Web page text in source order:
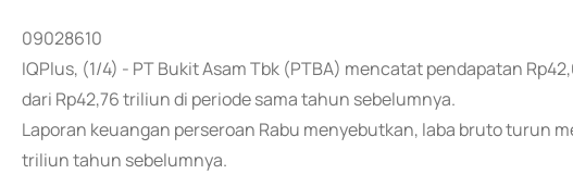
09028610
IQPlus, (1/4) - PT Bukit Asam Tbk (PTBA) mencatat pendapatan
dari Rp42,76 triliun di periode sama tahun sebelumnya.
Laporan keuangan perseroan Rabu menyebutkan, laba bruto turun
triliun tahun sebelumnya.